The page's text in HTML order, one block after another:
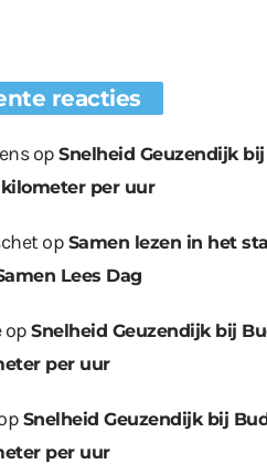
reacties
opSnelheid Geuzendijk
per uur
op Samen lezen in het
Lees Dag
opSnelheid Geuzendijk bij
per uur
Snelheid Geuzendijk bij
per uur